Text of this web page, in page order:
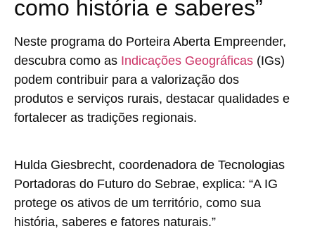
como história e saberes”
Neste programa do Porteira Aberta Empreender,
descubra como as Indicações Geográficas (IGs)
podem contribuir para a valorização dos
produtos e serviços rurais, destacar qualidades e
fortalecer as tradições regionais.
Hulda Giesbrecht, coordenadora de Tecnologias
Portadoras do Futuro do Sebrae, explica: “A IG
protege os ativos de um território, como sua
história, saberes e fatores naturais.”